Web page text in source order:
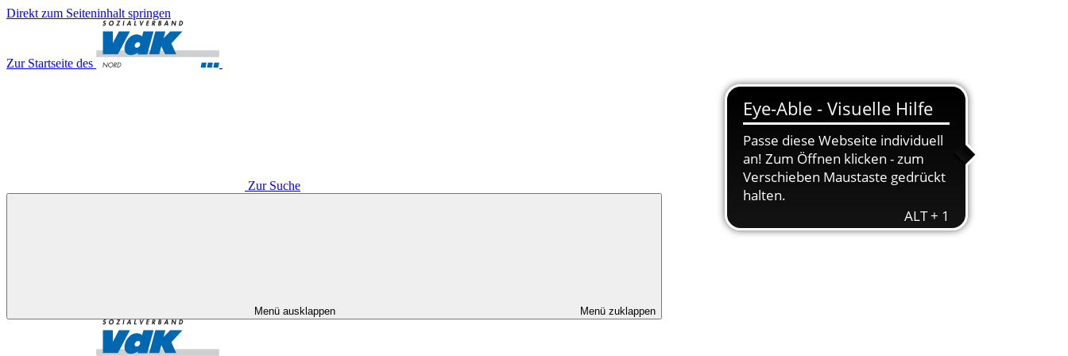
Direkt zum Seiteninhalt springen
Zur Startseite des
Zur Suche
Menü ausklappen Menü zuklappen